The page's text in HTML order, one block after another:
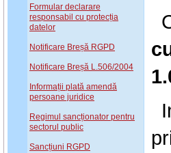
Formular declarare
responsabil cu protecția
datelor
Notificare Breșă RGPD
Notificare Breșă L.506/2004
Informații plată amendă
persoane juridice
Regimul sancționator pentru
sectorul public
Sancțiuni RGPD